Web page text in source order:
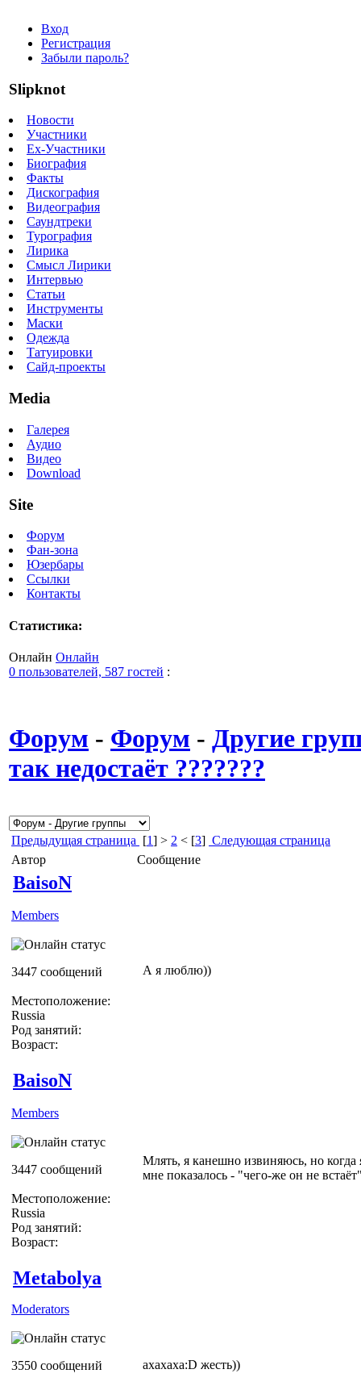
Вход
Регистрация
Забыли пароль?
Slipknot
Новости
Участники
Ex-Участники
Биография
Факты
Дискография
Видеография
Саундтреки
Турография
Лирика
Смысл Лирики
Интервью
Статьи
Инструменты
Маски
Одежда
Татуировки
Сайд-проекты
Media
Галерея
Аудио
Видео
Download
Site
Форум
Фан-зона
Юзербары
Ссылки
Контакты
Статистика:
Онлайн Онлайн
0 пользователей, 587 гостей :
Форум - Форум - Другие
так недостаёт ???????
Предыдущая страница [1] > 2 < [3] Следующая страница
Автор
Сообщение
BaisoN
Members
3447 сообщений
Местоположение:
Russia
Род занятий:
Возраст:
А я люблю))
BaisoN
Members
3447 сообщений
Местоположение:
Russia
Род занятий:
Возраст:
Млять, я канешно извиняюсь, но когда
мне показалось - "чего-же он не
Metabolya
Moderators
3550 сообщений ахахаха:D жесть))